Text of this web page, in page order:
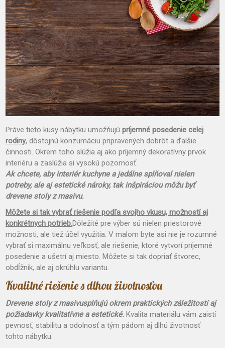
Práve tieto kusy nábytku umožňujúpríjemné posedenie celej
rodiny, dôstojnú konzumáciu pripravených dobrôt a ďalšie
činnosti. Okrem toho slúžia aj ako príjemný dekoratívny prvok
interiéru a zaslúžia si vysokú pozornosť.
Ak chcete, aby interiér kuchyne a jedálne splňoval nielen
potreby, ale aj estetické nároky, tak inšpiráciou môžu byť
drevene stoly z masivu.
Môžete si tak vybrať riešenie podľa svojho vkusu, možností aj
konkrétnych potrieb.Dôležité pre výber sú nielen priestorové
možnosti, ale tiež účel využitia. V malom byte asi nie je rozumné
vybrať si maximálnu veľkosť, ale riešenie, ktoré vytvorí príjemné
posedenie a ušetrí aj miesto. Môžete si tak dopriať štvorec,
obdĺžnik, ale aj okrúhlu variantu.
Kvalitné riešenie s dlhou životnosťou
Drevene stoly z masivusplňujú okrem praktických záležitostí aj
požiadavky kvalitatívne a estetické.Kvalita materiálu vám zaistí
pevnosť, stabilitu a odolnosť a tým pádom aj dlhú životnosť
tohto nábytku.